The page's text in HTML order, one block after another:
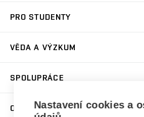
Koleje
Sport na VUT
Dny otevřených dveří
Celoživotní vzdělávání
E-přihláška
PRO STUDENTY
Harmonogram akademického roku
Závěrečné práce
Doktorské studium
Zpracování osobních údajů studentů
Sociální bezpečí
Studium bez bariér
Podpora podnikání
VĚDA A VÝZKUM
Mezinárodní vědecká rada
SPOLUPRÁCE
Firemní spolupráce
O UNIVERZITĚ
Nastavení cookies a